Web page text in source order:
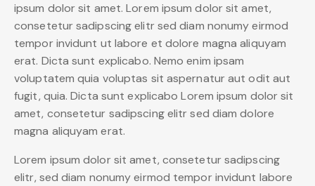
ipsum dolor sit amet. Lorem ipsum dolor sit amet,
consetetur sadipscing elitr sed diam nonumy eirmod
tempor invidunt ut labore et dolore magna aliquyam
erat. Dicta sunt explicabo. Nemo enim ipsam
voluptatem quia voluptas sit aspernatur aut odit aut
fugit, quia. Dicta sunt explicabo Lorem ipsum dolor sit
amet, consetetur sadipscing elitr sed diam dolore
magna aliquyam erat.
Lorem ipsum dolor sit amet, consetetur sadipscing
elitr, sed diam nonumy eirmod tempor invidunt labore